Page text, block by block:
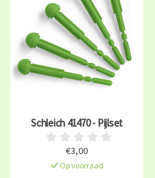
Schleich 41470 - Pijlset
€3,00
Op voorraad